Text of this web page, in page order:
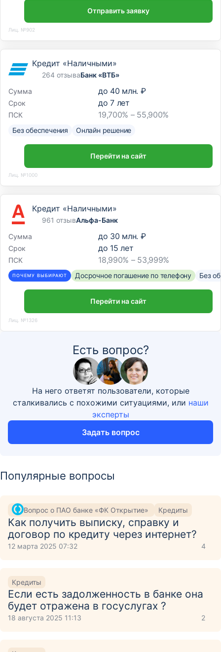
Отправить заявку
Лиц. №902
Кредит «Наличными»
264 отзываБанк «ВТБ»
Сумма
до 40 млн. ₽
Срок до7лет
ПСК 19,700% – 55,900%
Без обеспечения Онлайн решение
Перейти на сайт
Лиц. №1000
Кредит «Наличными»
961 отзывАльфа-Банк
Сумма
до 30 млн. ₽
Срок до 15 лет
ПСК 18,990% – 53,999%
ПОЧЕМУ ВЫБИРАЮТ Досрочное погашение по телефону Без
Перейти на сайт
Лиц. №1326
Есть вопрос?
На него ответят пользователи, которые
сталкивались с похожими ситуациями, или наши
эксперты
Задать вопрос
Популярные вопросы
Вопрос о ПАО банке «ФК Открытие» Кредиты
Как получить выписку, справку и
договор по кредиту через интернет?
12 марта 2025 07:32 4
Кредиты
Если есть задолженность в банке она
будет отражена в госуслугах ?
18 августа 2025 11:13 2